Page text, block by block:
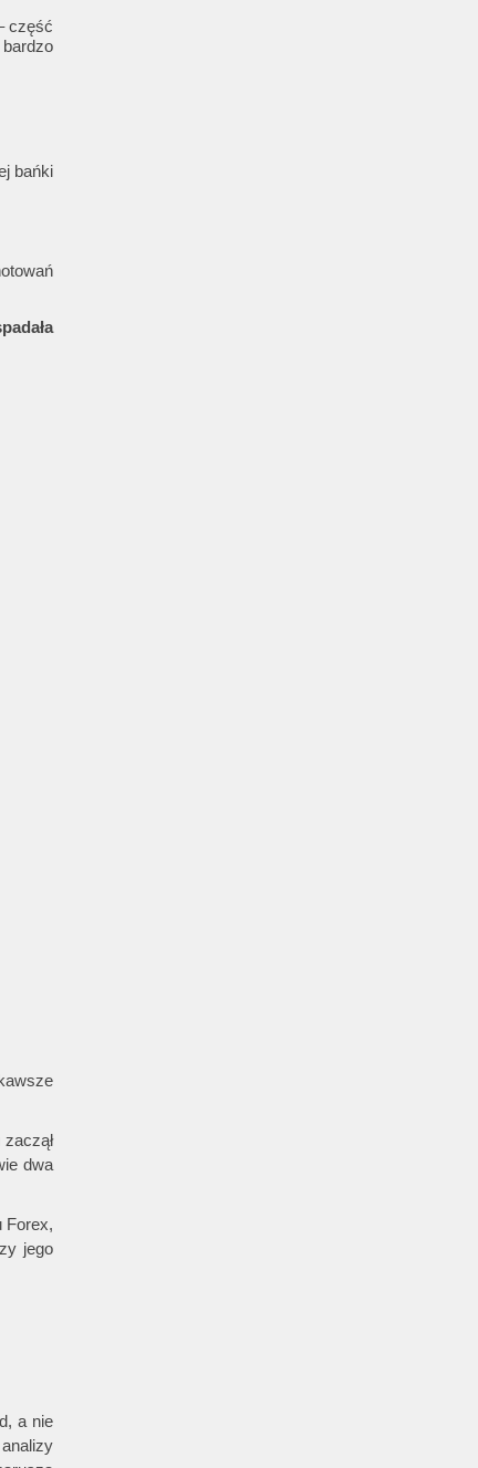
część
bańki
dwa
Forex,
jego
a nie